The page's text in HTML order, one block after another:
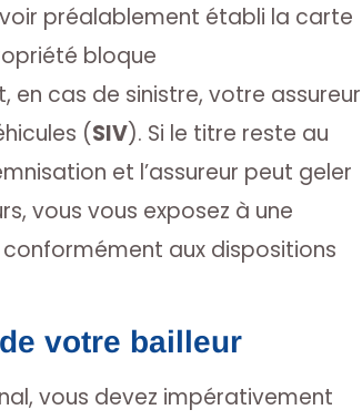
préalablement établi la carte
bloque
en cas de sinistre, votre assureur
(SIV). Si le titre reste au
et l’assureur peut geler
vous vous exposez à une
aux dispositions
votre bailleur
vous devez impérativement